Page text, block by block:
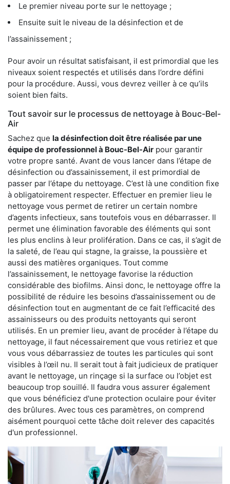
Le premier niveau porte sur le nettoyage ;
Ensuite suit le niveau de la désinfection et de
l’assainissement ;
Pour avoir un résultat satisfaisant, il est primordial que les
niveaux soient respectés et utilisés dans l’ordre défini
pour la procédure. Aussi, vous devrez veiller à ce qu’ils
soient bien faits.
Tout savoir sur le processus de nettoyage à Bouc-Bel-
Air
Sachez que la désinfection doit être réalisée par une
équipe de professionnel à Bouc-Bel-Air pour garantir
votre propre santé. Avant de vous lancer dans l’étape de
désinfection ou d’assainissement, il est primordial de
passer par l’étape du nettoyage. C’est là une condition fixe
à obligatoirement respecter. Effectuer en premier lieu le
nettoyage vous permet de retirer un certain nombre
d’agents infectieux, sans toutefois vous en débarrasser. Il
permet une élimination favorable des éléments qui sont
les plus enclins à leur prolifération. Dans ce cas, il s’agit de
la saleté, de l’eau qui stagne, la graisse, la poussière et
aussi des matières organiques. Tout comme
l’assainissement, le nettoyage favorise la réduction
considérable des biofilms. Ainsi donc, le nettoyage offre la
possibilité de réduire les besoins d’assainissement ou de
désinfection tout en augmentant de ce fait l’efficacité des
assainisseurs ou des produits nettoyants qui seront
utilisés. En un premier lieu, avant de procéder à l’étape du
nettoyage, il faut nécessairement que vous retiriez et que
vous vous débarrassiez de toutes les particules qui sont
visibles à l’œil nu. Il serait tout à fait judicieux de pratiquer
avant le nettoyage, un rinçage si la surface ou l’objet est
beaucoup trop souillé. Il faudra vous assurer également
que vous bénéficiez d'une protection oculaire pour éviter
des brûlures. Avec tous ces paramètres, on comprend
aisément pourquoi cette tâche doit relever des capacités
d'un professionnel.